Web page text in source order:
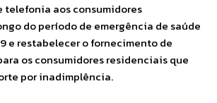
telefonia aos consumidores
do período de emergência de saúde
e restabelecer o fornecimento de
os consumidores residenciais que
por inadimplência.